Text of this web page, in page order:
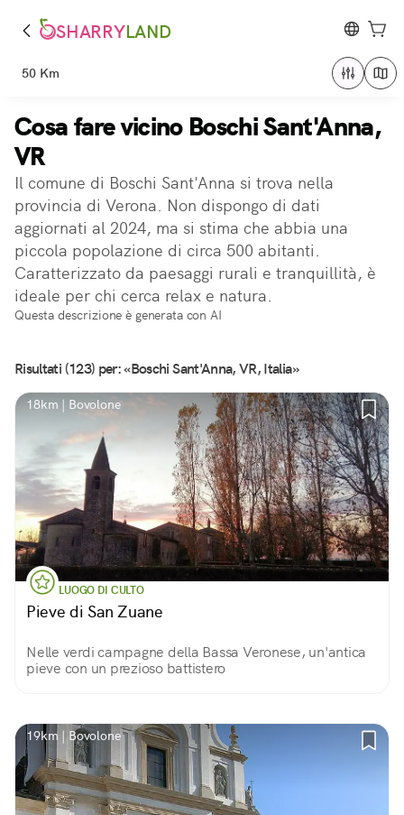
SHARRYLAND
50 Km
Cosa fare vicino Boschi Sant'Anna,
VR
Il comune di Boschi Sant'Anna si trova nella
provincia di Verona. Non dispongo di dati
aggiornati al 2024, ma si stima che abbia una
piccola popolazione di circa 500 abitanti.
Caratterizzato da paesaggi rurali e tranquillità, è
ideale per chi cerca relax e natura.
Questa descrizione è generata con AI
Risultati (123) per: «Boschi Sant'Anna, VR, Italia»
18km | Bovolone
LUOGO DI CULTO
Pieve di San Zuane
Nelle verdi campagne della Bassa Veronese, un'antica
pieve con un prezioso battistero
19km | Bovolone